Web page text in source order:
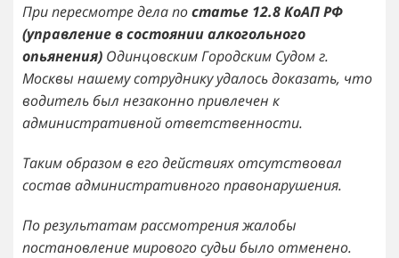
При пересмотре дела постатье 12.8 КоАП РФ
(управление в состоянии алкогольного
опьянения) Одинцовским Городским Судом г.
Москвы нашему сотруднику удалось доказать, что
водитель был незаконно привлечен к
административной ответственности.
Таким образом в его действиях отсутствовал
состав административного правонарушения.
По результатам рассмотрения жалобы
постановление мирового судьи было отменено.